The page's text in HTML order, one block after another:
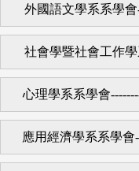
外國語文學系系學會
社會學暨社會工作
心理學系系學會
應用經濟學系系學會